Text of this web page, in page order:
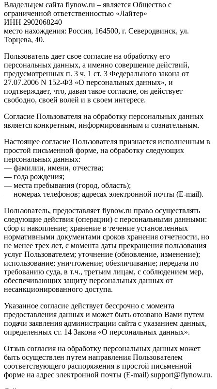
Владельцем сайта flynow.ru – является Общество с
ограниченной ответственностью «Лайтер»
ИНН 2902068240
место нахождения: Россия, 164500, г. Северодвинск, ул.
Торцева, 40.
Пользователь дает свое согласие на обработку его
персональных данных, а именно совершение действий,
предусмотренных п. 3 ч. 1 ст. 3 Федерального закона от
27.07.2006 N 152-ФЗ «О персональных данных», и
подтверждает, что, давая такое согласие, он действует
свободно, своей волей и в своем интересе.
Согласие Пользователя на обработку персональных данных
является конкретным, информированным и сознательным.
Настоящее согласие Пользователя признается исполненным в
простой письменной форме, на обработку следующих
персональных данных:
— фамилии, имени, отчества;
— года рождения;
— места пребывания (город, область);
— номерах телефонов; адресах электронной почты (E-mail).
Пользователь, предоставляет flynow.ru право осуществлять
следующие действия (операции) с персональными данными:
сбор и накопление; хранение в течение установленных
нормативными документами сроков хранения отчетности, но
не менее трех лет, с момента даты прекращения пользования
услуг Пользователем; уточнение (обновление, изменение);
использование; уничтожение; обезличивание; передача по
требованию суда, в т.ч., третьим лицам, с соблюдением мер,
обеспечивающих защиту персональных данных от
несанкционированного доступа.
Указанное согласие действует бессрочно с момента
предоставления данных и может быть отозвано Вами путем
подачи заявления администрации сайта с указанием данных,
определенных ст. 14 Закона «О персональных данных».
Отзыв согласия на обработку персональных данных может
быть осуществлен путем направления Пользователем
соответствующего распоряжения в простой письменной
форме на адрес электронной почты (E-mail) support@flynow.ru.